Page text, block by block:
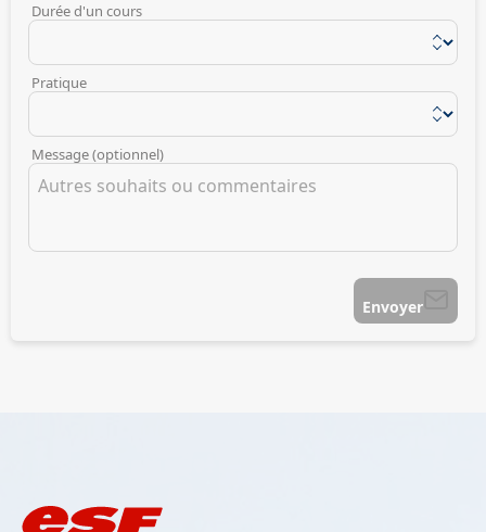
Durée d'un cours
Pratique
Message (optionnel)
Envoyer